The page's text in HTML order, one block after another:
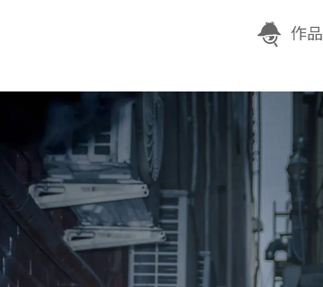
作品